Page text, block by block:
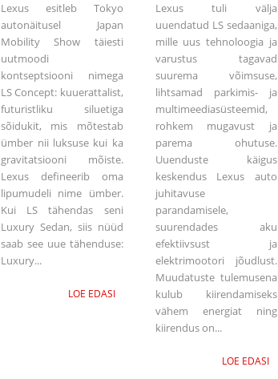
Lexus esitleb Tokyo
autonäitusel Japan
Mobility Show täiesti
uutmoodi
kontseptsiooni nimega
LS Concept: kuuerattalist,
futuristliku siluetiga
sõidukit, mis mõtestab
ümber nii luksuse kui ka
gravitatsiooni mõiste.
Lexus defineerib oma
lipumudeli nime ümber.
Kui LS tähendas seni
Luxury Sedan, siis nüüd
saab see uue tähenduse:
Luxury...
LOE EDASI
Lexus tuli välja
uuendatud LS sedaaniga,
mille uus tehnoloogia ja
varustus tagavad
suurema võimsuse,
lihtsamad parkimis- ja
multimeediasüsteemid,
rohkem mugavust ja
parema ohutuse.
Uuenduste käigus
keskendus Lexus auto
juhitavuse
parandamisele,
suurendades aku
efektiivsust ja
elektrimootori jõudlust.
Muudatuste tulemusena
kulub kiirendamiseks
vähem energiat ning
kiirendus on...
LOE EDASI